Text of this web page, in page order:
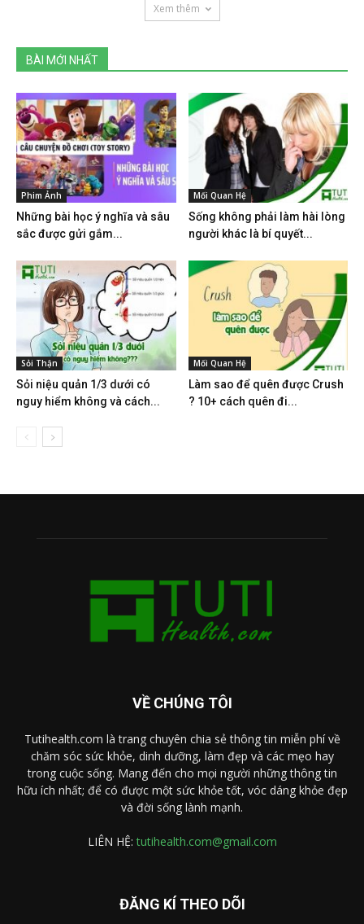
Xem thêm
BÀI MỚI NHẤT
Phim Ảnh
Những bài học ý nghĩa và sâu
sắc được gửi gắm...
Mối Quan Hệ
Sống không phải làm hài lòng
người khác là bí quyết...
Sỏi Thận
Sỏi niệu quản 1/3 dưới có
nguy hiểm không và cách...
Mối Quan Hệ
Làm sao để quên được Crush
? 10+ cách quên đi...
VỀ CHÚNG TÔI
Tutihealth.com là trang chuyên chia sẻ thông tin miễn phí về
chăm sóc sức khỏe, dinh dưỡng, làm đẹp và các mẹo hay
trong cuộc sống. Mang đến cho mọi người những thông tin
hữu ích nhất; để có được một sức khỏe tốt, vóc dáng khỏe đẹp
và đời sống lành mạnh.
LIÊN HỆ:tutihealth.com@gmail.com
ĐĂNG KÍ THEO DÕI